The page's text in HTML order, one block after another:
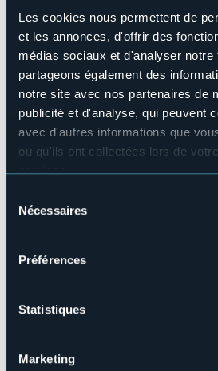
Les cookies nous permettent de
et les annonces, d'offrir des
médias sociaux et d'analyser notre
partageons également des
notre site avec nos partenaires de
publicité et d'analyse, qui peuvent
avec d'autres informations que
ou qu'ils ont collectées lors de
services.
manière de les gérer et de les
Nécessaires
Préférences
Statistiques
Marketing
Animaux acceptés
Sì
Nombres de chambres
Nombres de lits
6
E-mail
prenotazioni.crystal@gmail.com
Téléphone
+39 340 9874903
003062-BEB-00001